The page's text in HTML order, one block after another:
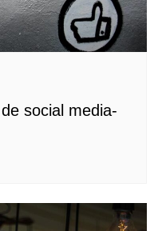
social media-